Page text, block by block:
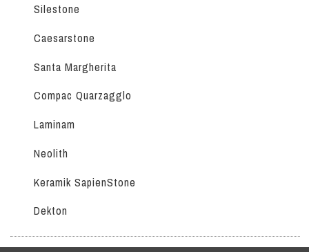
Silestone
Caesarstone
Santa Margherita
Compac Quarzagglo
Laminam
Neolith
Keramik SapienStone
Dekton